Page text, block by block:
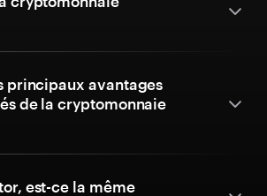
principaux avantages
de la cryptomonnaie
est-ce la même